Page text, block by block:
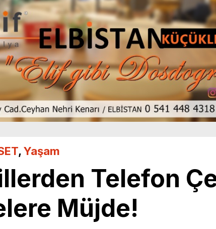
,Yaşam
Telefon
Müjde!